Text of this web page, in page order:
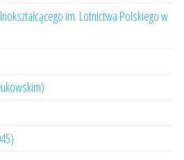
im. Lotnictwa Polskiego w